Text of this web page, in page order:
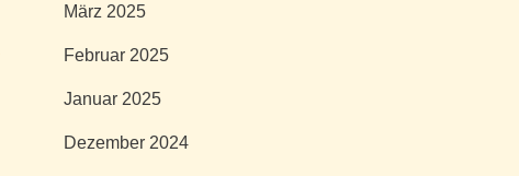
März 2025
Februar 2025
Januar 2025
Dezember 2024